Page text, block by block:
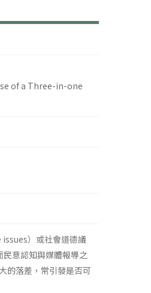
of a Three-in-one
）或社會道德議
意認知與媒體報導之
的落差，常引發是否可